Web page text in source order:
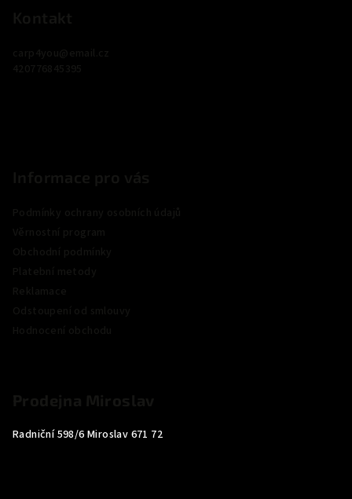
Radniční 598/6 Miroslav 671 72